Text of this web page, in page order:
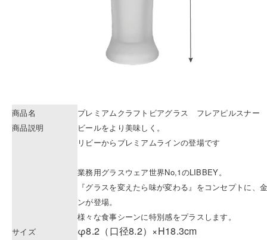
商品名
プレミアムクラフトビアグラス フレアピルスナー
商品説明
ビールをより美味しく。
リビーからプレミアムラインの登場です
業務用グラスウェア世界No,1のLIBBEY。
『グラスを変えたら味が変わる』をコンセプトに、
ンが登場。
様々な食事シーンに特別感をプラスします。
サイズ
φ8.2（口径8.2）×H18.3cm